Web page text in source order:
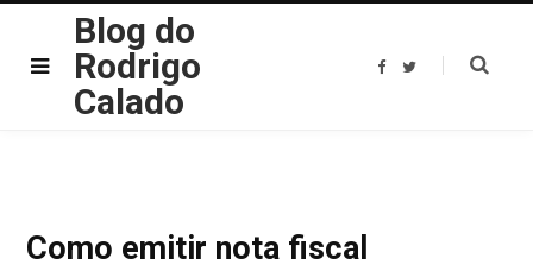
Blog do
Rodrigo
Calado
F
T
Como emitir nota fiscal